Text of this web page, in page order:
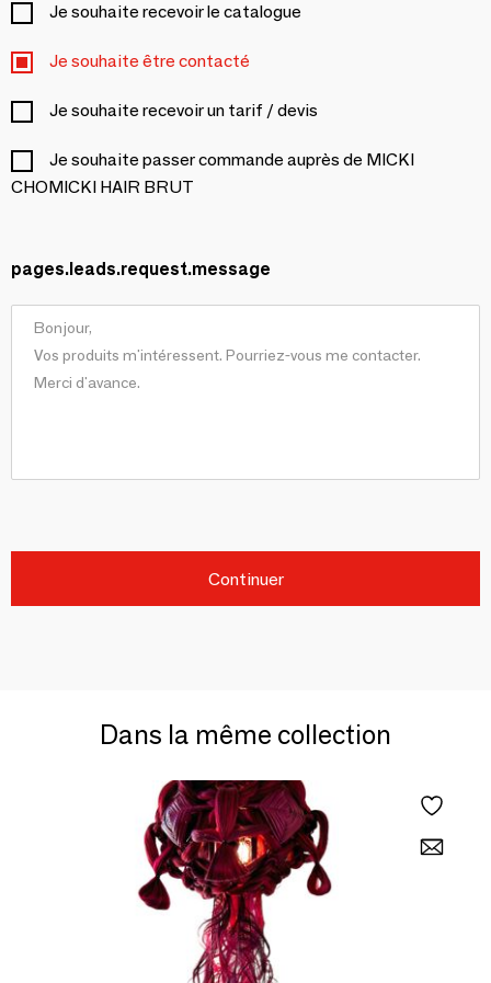
Je souhaite recevoir le catalogue
Je souhaite être contacté
Je souhaite recevoir un tarif / devis
Je souhaite passer commande auprès de MICKI
CHOMICKI HAIR BRUT
pages.leads.request.message
Continuer
Dans la même collection